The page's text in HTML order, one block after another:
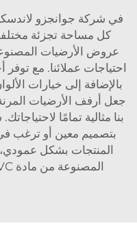
في شركة جوانجزو
كل مساحة تجزئة
بالإضافة إلى خيارات
بنا مثالية تمامًا
بتصميم معين أو ترغب
المنتجات بشكل
المصنوعة من مادة PVC لدينا لتناسب بيئتك التجزئة.